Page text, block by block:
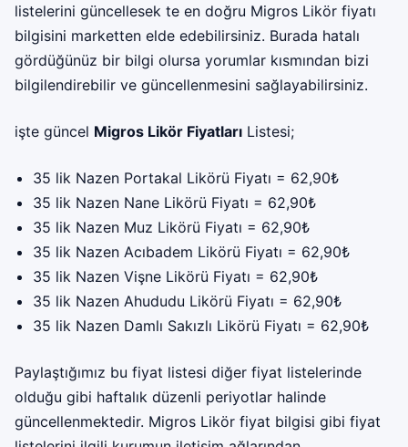
listelerini güncellesek te en doğru Migros Likör fiyatı
bilgisini marketten elde edebilirsiniz. Burada hatalı
gördüğünüz bir bilgi olursa yorumlar kısmından bizi
bilgilendirebilir ve güncellenmesini sağlayabilirsiniz.
işte güncel Migros Likör Fiyatları Listesi;
35 lik Nazen Portakal Likörü Fiyatı = 62,90₺
35 lik Nazen Nane Likörü Fiyatı = 62,90₺
35 lik Nazen Muz Likörü Fiyatı = 62,90₺
35 lik Nazen Acıbadem Likörü Fiyatı = 62,90₺
35 lik Nazen Vişne Likörü Fiyatı = 62,90₺
35 lik Nazen Ahududu Likörü Fiyatı = 62,90₺
35 lik Nazen Damlı Sakızlı Likörü Fiyatı = 62,90₺
Paylaştığımız bu fiyat listesi diğer fiyat listelerinde
olduğu gibi haftalık düzenli periyotlar halinde
güncellenmektedir. Migros Likör fiyat bilgisi gibi fiyat